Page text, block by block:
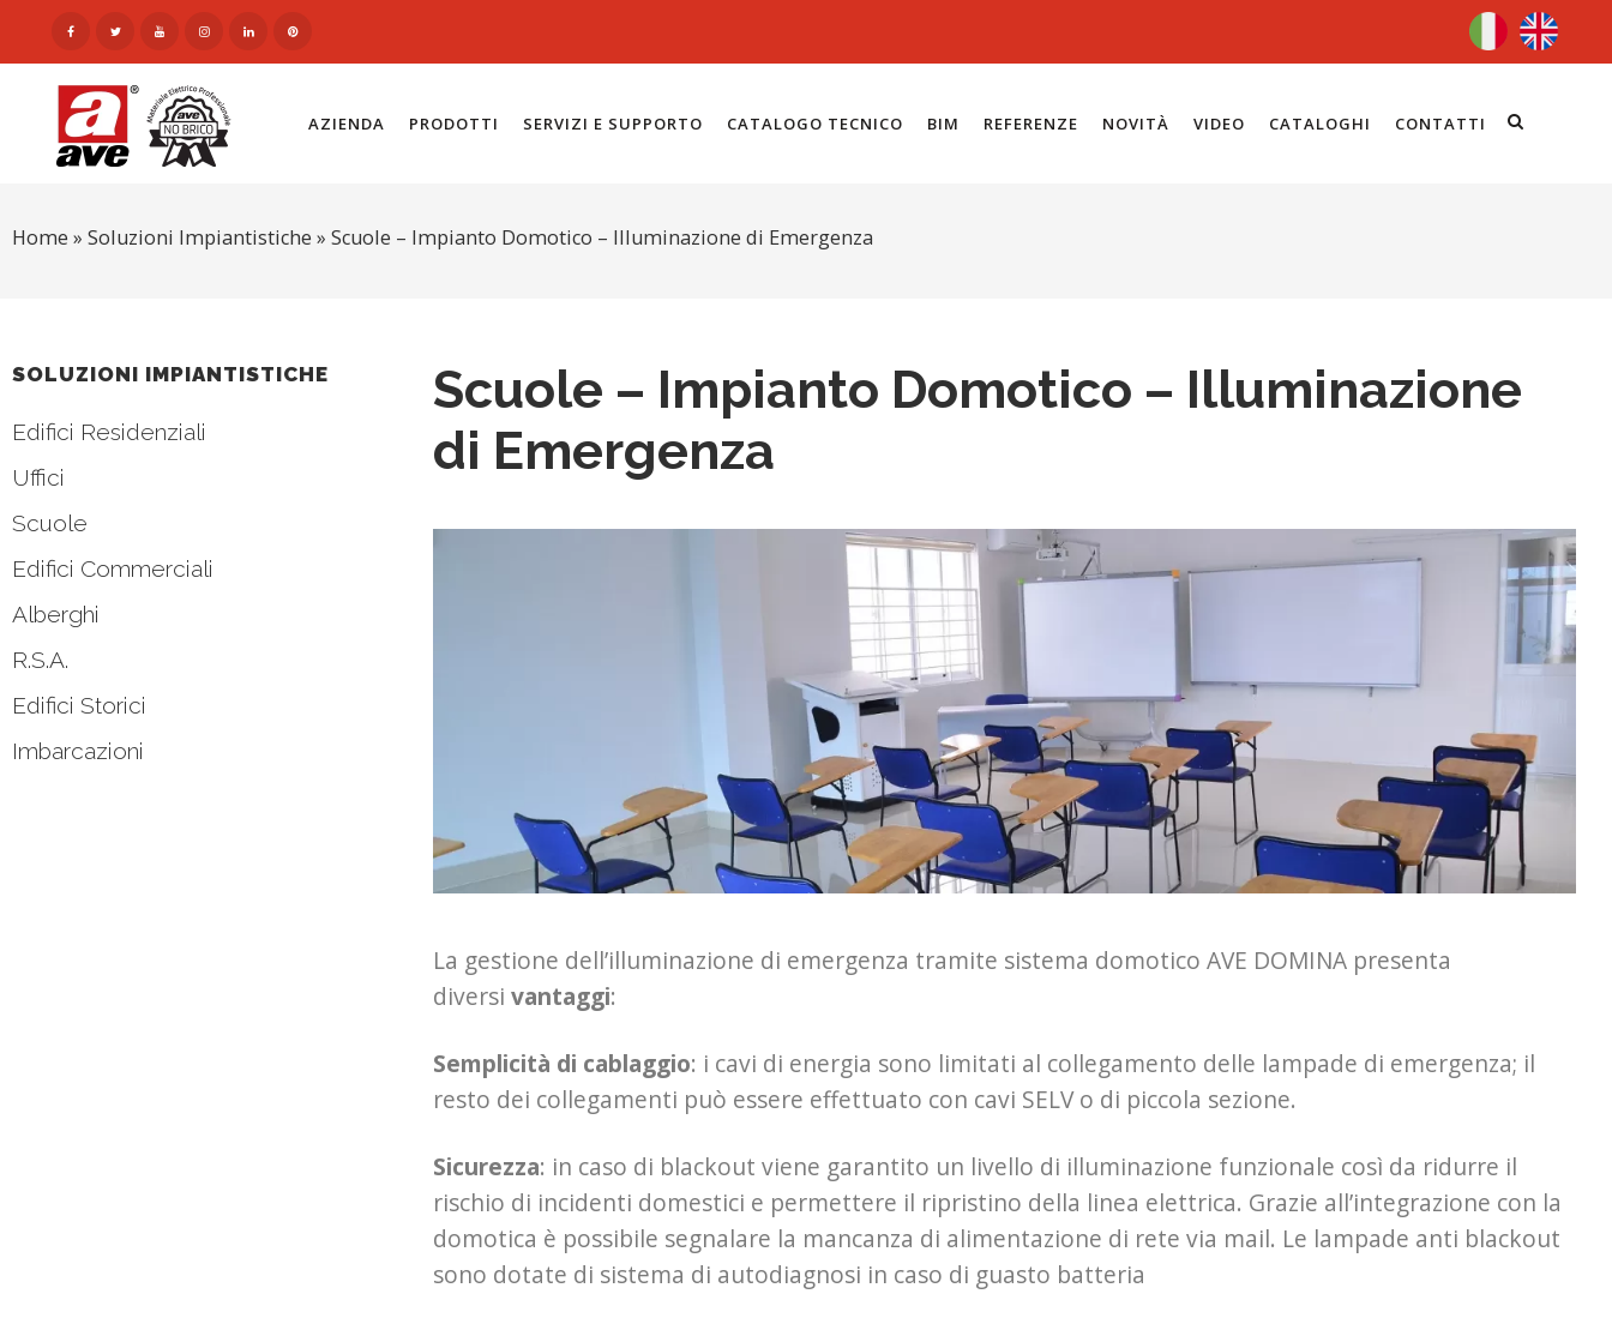
AZIENDA PRODOTTI SERVIZI E SUPPORTO CATALOGO TECNICO BIM REFERENZE NOVITÀ VIDEO CATALOGHI CONTATTI
Home » Soluzioni Impiantistiche » Scuole – Impianto Domotico – Illuminazione di Emergenza
SOLUZIONI IMPIANTISTICHE
Edifici Residenziali
Uffici
Scuole
Edifici Commerciali
Alberghi
R.S.A.
Edifici Storici
Imbarcazioni
Scuole – Impianto Domotico – Illuminazione
di Emergenza
La gestione dell’illuminazione di emergenza tramite sistema domotico AVE DOMINA presenta
diversi vantaggi:
Semplicità di cablaggio: i cavi di energia sono limitati al collegamento delle lampade di emergenza; il
resto dei collegamenti può essere effettuato con cavi SELV o di piccola sezione.
Sicurezza: in caso di blackout viene garantito un livello di illuminazione funzionale così da ridurre il
rischio di incidenti domestici e permettere il ripristino della linea elettrica. Grazie all’integrazione con la
domotica è possibile segnalare la mancanza di alimentazione di rete via mail. Le lampade anti blackout
sono dotate di sistema di autodiagnosi in caso di guasto batteria